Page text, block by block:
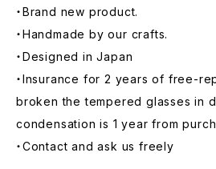
・Brand new product.
・Handmade by our crafts.
・Designed in Japan
・Insurance for 2 years of free-
broken the tempered glasses in
condensation is 1 year from
・Contact and ask us freely